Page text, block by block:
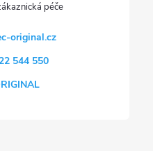
original.cz
544 550